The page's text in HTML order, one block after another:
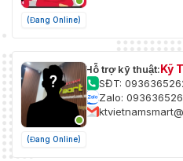
(Đang Online)
(Đang Online)
Hỗ trợ kỹ thuật:Kỹ
SĐT:
Zalo: